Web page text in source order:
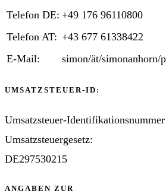
Telefon DE: +49 176 96110800
Telefon AT: +43 677 61338422
E-Mail:
simon/ät/simonanhorn/
UMSATZSTEUER-ID:
Umsatzsteuer-
Umsatzsteuergesetz:
DE297530215
ANGABEN ZUR